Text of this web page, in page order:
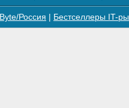
Byte/Россия Бестселлеры IT-